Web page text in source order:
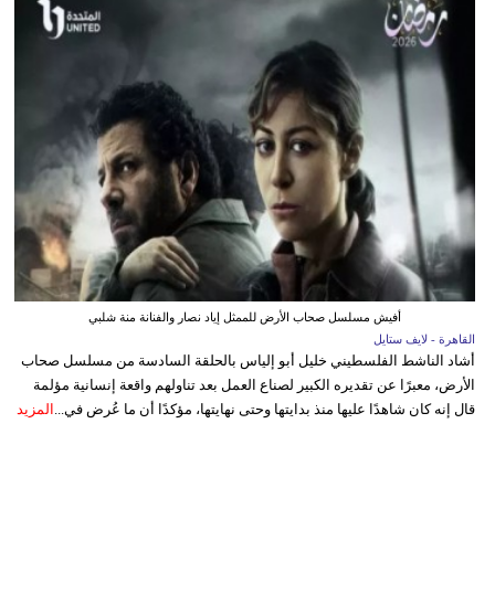
أفيش مسلسل صحاب الأرض للممثل إياد نصار والفنانة منة شلبي
القاهرة - لايف ستايل
أشاد الناشط الفلسطيني خليل أبو إلياس بالحلقة السادسة من مسلسل صحاب
الأرض، معبرًا عن تقديره الكبير لصناع العمل بعد تناولهم واقعة إنسانية مؤلمة
قال إنه كان شاهدًا عليها منذ بدايتها وحتى نهايتها، مؤكدًا أن ما عُرض في... المزيد